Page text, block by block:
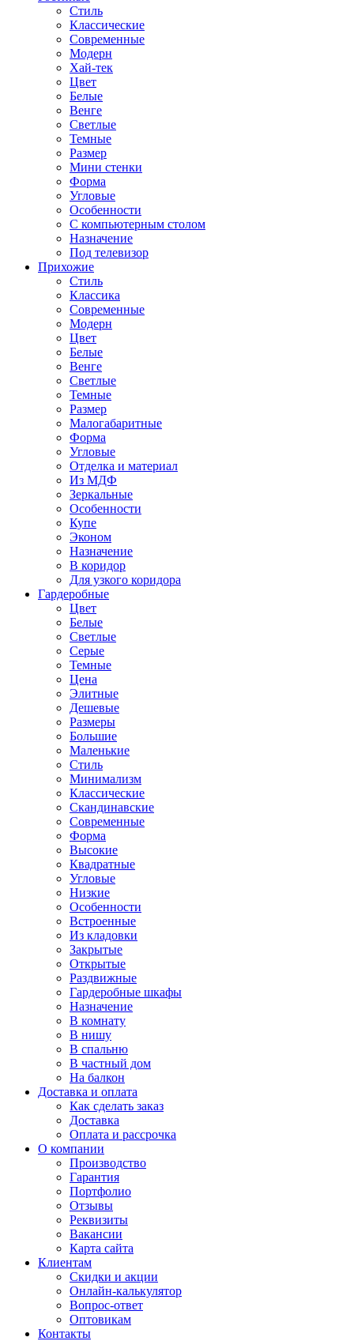
Стиль
Классические
Современные
Модерн
Хай-тек
Цвет
Белые
Венге
Светлые
Темные
Размер
Мини стенки
Форма
Угловые
Особенности
С компьютерным столом
Назначение
Под телевизор
Прихожие
Стиль
Классика
Современные
Модерн
Цвет
Белые
Венге
Светлые
Темные
Размер
Малогабаритные
Форма
Угловые
Отделка и материал
Из МДФ
Зеркальные
Особенности
Купе
Эконом
Назначение
В коридор
Для узкого коридора
Гардеробные
Цвет
Белые
Светлые
Серые
Темные
Цена
Элитные
Дешевые
Размеры
Большие
Маленькие
Стиль
Минимализм
Классические
Скандинавские
Современные
Форма
Высокие
Квадратные
Угловые
Низкие
Особенности
Встроенные
Из кладовки
Закрытые
Открытые
Раздвижные
Гардеробные шкафы
Назначение
В комнату
В нишу
В спальню
В частный дом
На балкон
Доставка и оплата
Как сделать заказ
Доставка
Оплата и рассрочка
О компании
Производство
Гарантия
Портфолио
Отзывы
Реквизиты
Вакансии
Карта сайта
Клиентам
Скидки и акции
Онлайн-калькулятор
Вопрос-ответ
Оптовикам
Контакты